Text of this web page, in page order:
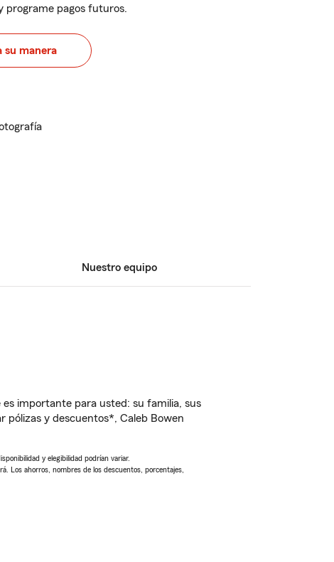
programe pagos futuros.
su manera
Nuestro equipo
importante para usted: su familia, sus
pólizas y descuentos*, Caleb Bowen
y elegibilidad podrían variar.
Los ahorros, nombres de los descuentos, porcentajes,